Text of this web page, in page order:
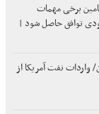
برخی مهمات
توافق حاصل شود |
نفت آمریکا از